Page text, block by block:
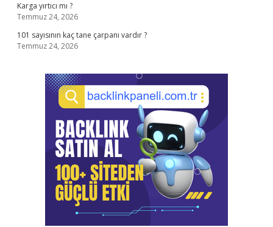
Karga yırtıcı mı ?
Temmuz 24, 2026
101 sayısının kaç tane çarpanı vardır ?
Temmuz 24, 2026